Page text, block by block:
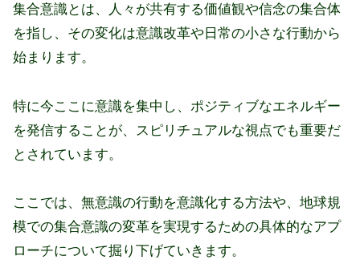
集合意識とは、人々が共有する価値観や信念の集合体
を指し、その変化は意識改革や日常の小さな行動から
始まります。
特に今ここに意識を集中し、ポジティブなエネルギー
を発信することが、スピリチュアルな視点でも重要だ
とされています。
ここでは、無意識の行動を意識化する方法や、地球規
模での集合意識の変革を実現するための具体的なアプ
ローチについて掘り下げていきます。